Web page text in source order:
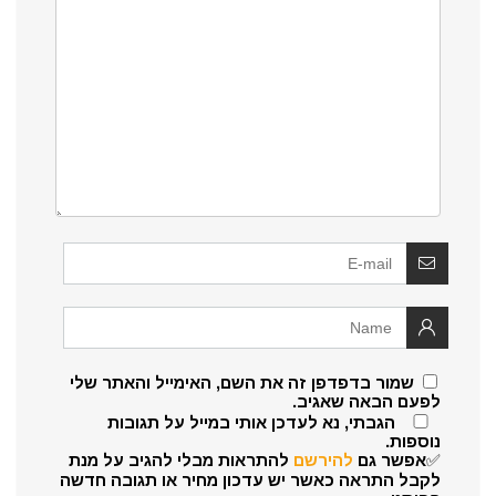
שמור בדפדפן זה את השם, האימייל והאתר שלי
לפעם הבאה שאגיב.
הגבתי, נא לעדכן אותי במייל על תגובות
נוספות.
✅אפשר גם להירשם להתראות מבלי להגיב על מנת
לקבל התראה כאשר יש עדכון מחיר או תגובה חדשה